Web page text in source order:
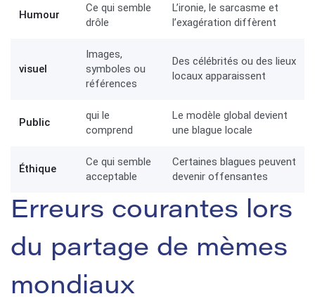
Humour
Ce qui semble
drôle
L’ironie, le sarcasme et
l’exagération diffèrent
visuel
Images,
symboles ou
références
Des célébrités ou des lieux
locaux apparaissent
Public
qui le
comprend
Le modèle global devient
une blague locale
Éthique
Ce qui semble
acceptable
Certaines blagues peuvent
devenir offensantes
Erreurs courantes lors
du partage de mèmes
mondiaux